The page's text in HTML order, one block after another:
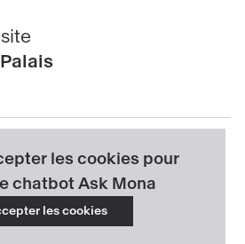
réservés
Mentions légales
Politique cookies
: partiellement conforme
& crédits
Plan du site
les cookies pour
chatbot Ask Mona
les cookies